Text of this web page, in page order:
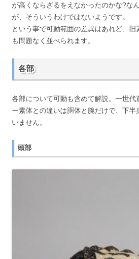
が高くならざるをえなかったのかな?な
が、そういうわけではないようです。
という事で可動範囲の差異はあれど、旧
も問題なく並べられます。
各部
各部について可動も含めて解説。一世代
ー素体との違いは胴体と腕だけで、下半
いません。
頭部